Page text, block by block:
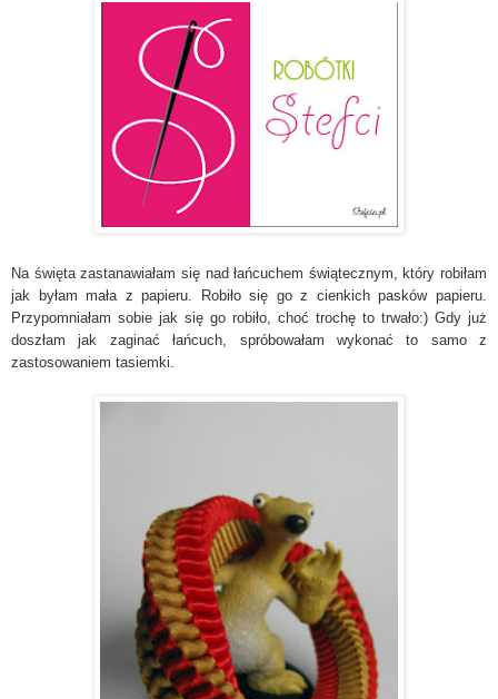
Na święta zastanawiałam się nad łańcuchem świątecznym, który robiłam
jak byłam mała z papieru. Robiło się go z cienkich pasków papieru.
Przypomniałam sobie jak się go robiło, choć trochę to trwało:) Gdy już
doszłam jak zaginać łańcuch, spróbowałam wykonać to samo z
zastosowaniem tasiemki.